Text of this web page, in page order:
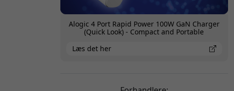
Alogic 4 Port Rapid Power 100W GaN Charger
(Quick Look) - Compact and Portable
Læs det her